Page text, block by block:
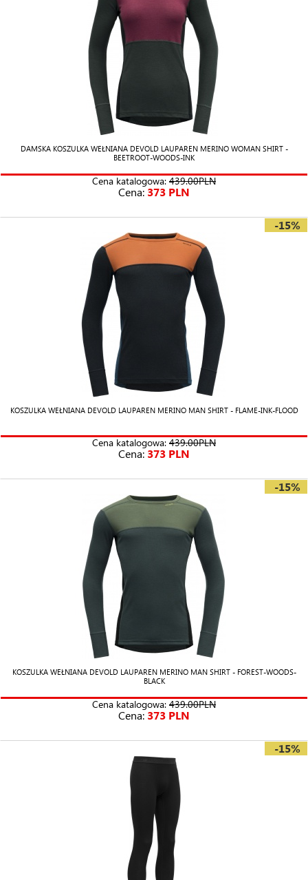
DAMSKA KOSZULKA WEŁNIANA DEVOLD LAUPAREN MERINO WOMAN SHIRT -
BEETROOT-WOODS-INK
Cena katalogowa: 439.00PLN
Cena: 373 PLN
-15%
KOSZULKA WEŁNIANA DEVOLD LAUPAREN MERINO MAN SHIRT - FLAME-INK-FLOOD
Cena katalogowa: 439.00PLN
Cena: 373 PLN
-15%
KOSZULKA WEŁNIANA DEVOLD LAUPAREN MERINO MAN SHIRT - FOREST-WOODS-
BLACK
Cena katalogowa: 439.00PLN
Cena: 373 PLN
-15%